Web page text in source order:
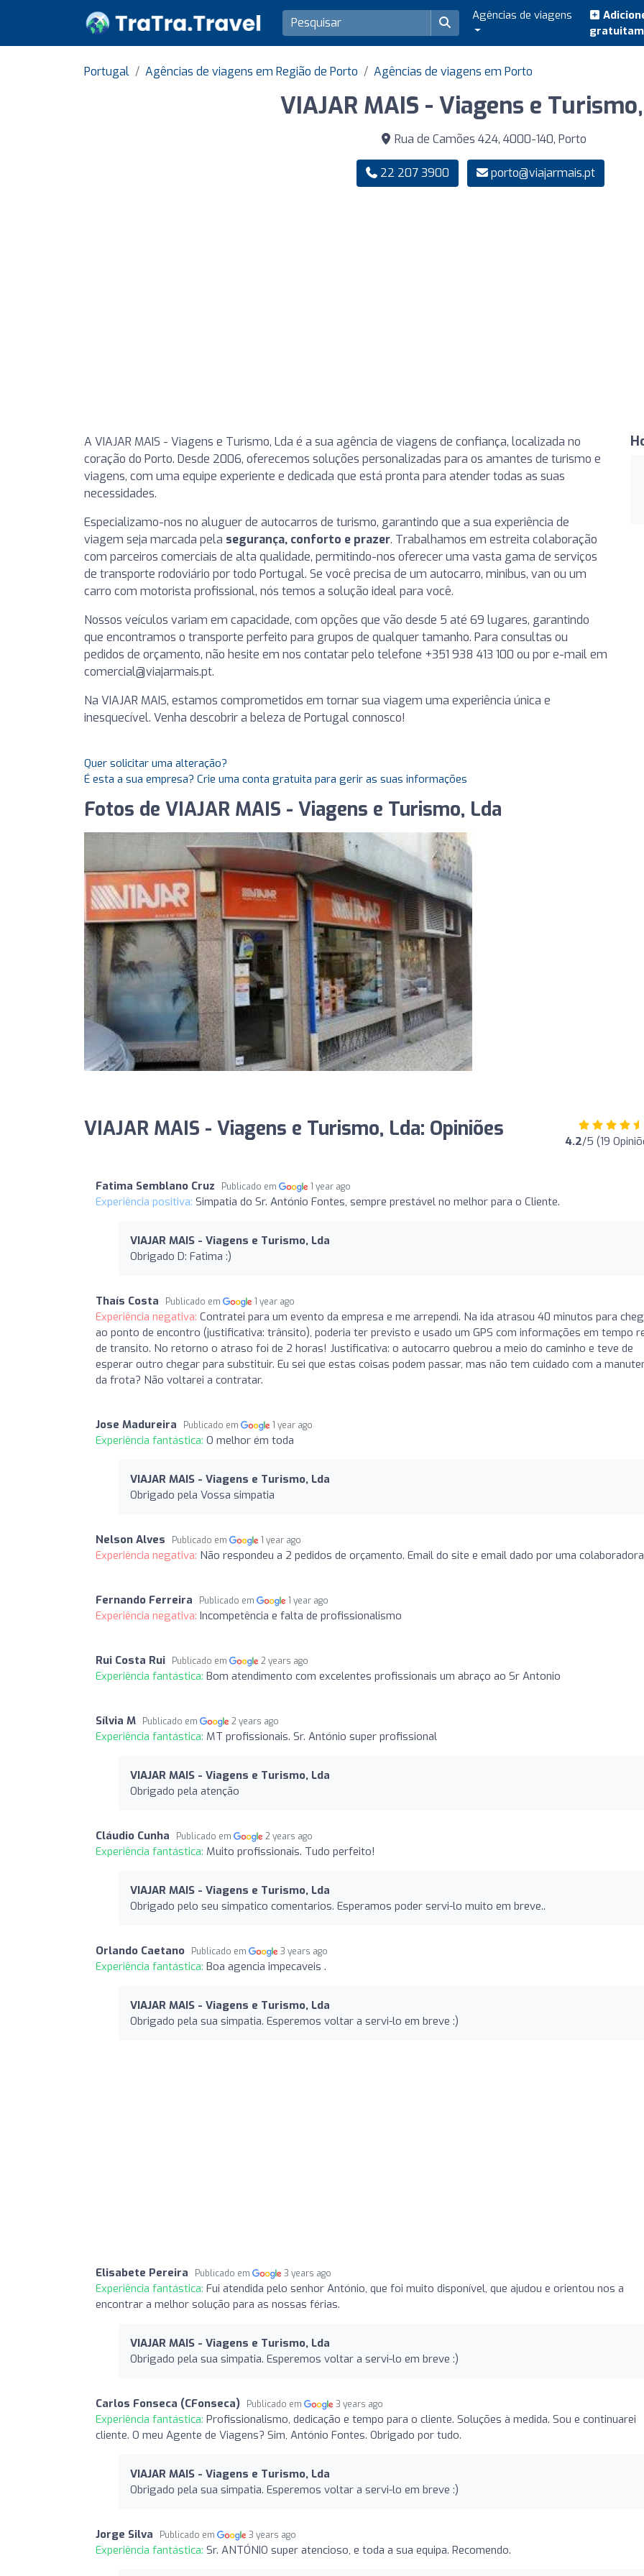
Agências de viagens
Portugal Agências de viagens em Região de Porto Agências de viagens em Porto
VIAJAR MAIS - Viagens e
Rua de Camões 424, 4000-140, Porto
22 207 3900 porto@viajarmais.pt
A VIAJAR MAIS - Viagens e Turismo, Lda é a sua agência de viagens de confiança, localizada no
coração do Porto. Desde 2006, oferecemos soluções personalizadas para os amantes de turismo e
viagens, com uma equipe experiente e dedicada que está pronta para atender todas as suas
necessidades.
Especializamo-nos no aluguer de autocarros de turismo, garantindo que a sua experiência de
viagem seja marcada pela segurança, conforto e prazer. Trabalhamos em estreita colaboração
com parceiros comerciais de alta qualidade, permitindo-nos oferecer uma vasta gama de serviços
de transporte rodoviário por todo Portugal. Se você precisa de um autocarro, minibus, van ou um
carro com motorista profissional, nós temos a solução ideal para você.
Nossos veículos variam em capacidade, com opções que vão desde 5 até 69 lugares, garantindo
que encontramos o transporte perfeito para grupos de qualquer tamanho. Para consultas ou
pedidos de orçamento, não hesite em nos contatar pelo telefone +351 938 413 100 ou por e-mail em
comercial@viajarmais.pt.
Na VIAJAR MAIS, estamos comprometidos em tornar sua viagem uma experiência única e
inesquecível. Venha descobrir a beleza de Portugal connosco!
Quer solicitar uma alteração?
É esta a sua empresa? Crie uma conta gratuita para gerir as suas informações
Fotos de VIAJAR MAIS - Viagens e Turismo, Lda
VIAJAR MAIS - Viagens e Turismo, Lda: Opiniões 4.2/5 (19
Fatima Semblano Cruz Publicado em 1 year ago
Experiência positiva: Simpatia do Sr. António Fontes, sempre prestável no melhor para o Cliente.
VIAJAR MAIS - Viagens e Turismo, Lda
Obrigado D: Fatima :)
Thaís Costa Publicado em 1 year ago
Experiência negativa: Contratei para um evento da empresa e me arrependi. Na ida atrasou 40 minutos para
ao ponto de encontro (justificativa: trânsito), poderia ter previsto e usado um GPS com informações em tempo
de transito. No retorno o atraso foi de 2 horas! Justificativa: o autocarro quebrou a meio do caminho e teve de
esperar outro chegar para substituir. Eu sei que estas coisas podem passar, mas não tem cuidado com a
da frota? Não voltarei a contratar.
Jose Madureira Publicado em 1 year ago
Experiência fantástica: O melhor ém toda
VIAJAR MAIS - Viagens e Turismo, Lda
Obrigado pela Vossa simpatia
Nelson Alves Publicado em 1 year ago
Experiência negativa: Não respondeu a 2 pedidos de orçamento. Email do site e email dado por uma
Fernando Ferreira Publicado em 1 year ago
Experiência negativa: Incompetência e falta de profissionalismo
Rui Costa Rui Publicado em 2 years ago
Experiência fantástica: Bom atendimento com excelentes profissionais um abraço ao Sr Antonio
Sílvia M Publicado em 2 years ago
Experiência fantástica: MT profissionais. Sr. António super profissional
VIAJAR MAIS - Viagens e Turismo, Lda
Obrigado pela atenção
Cláudio Cunha Publicado em 2 years ago
Experiência fantástica: Muito profissionais. Tudo perfeito!
VIAJAR MAIS - Viagens e Turismo, Lda
Obrigado pelo seu simpatico comentarios. Esperamos poder servi-lo muito em breve..
Orlando Caetano Publicado em 3 years ago
Experiência fantástica: Boa agencia impecaveis .
VIAJAR MAIS - Viagens e Turismo, Lda
Obrigado pela sua simpatia. Esperemos voltar a servi-lo em breve :)
Elisabete Pereira Publicado em 3 years ago
Experiência fantástica: Fui atendida pelo senhor António, que foi muito disponível, que ajudou e orientou nos a
encontrar a melhor solução para as nossas férias.
VIAJAR MAIS - Viagens e Turismo, Lda
Obrigado pela sua simpatia. Esperemos voltar a servi-lo em breve :)
Carlos Fonseca (CFonseca) Publicado em 3 years ago
Experiência fantástica: Profissionalismo, dedicação e tempo para o cliente. Soluções à medida. Sou e continuarei
cliente. O meu Agente de Viagens? Sim, António Fontes. Obrigado por tudo.
VIAJAR MAIS - Viagens e Turismo, Lda
Obrigado pela sua simpatia. Esperemos voltar a servi-lo em breve :)
Jorge Silva Publicado em 3 years ago
Experiência fantástica: Sr. ANTÓNIO super atencioso, e toda a sua equipa. Recomendo.